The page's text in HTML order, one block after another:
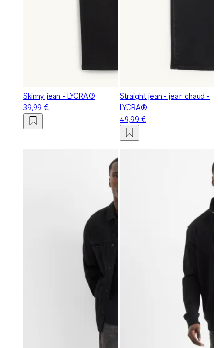
Skinny jean - LYCRA®
39,99 €
Straight jean - jean chaud -
LYCRA®
49,99 €